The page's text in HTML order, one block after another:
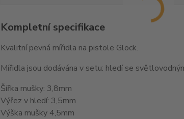
Kompletní specifikace
Kvalitní pevná mířidla na pistole Glock.
Mířidla jsou dodávána v setu: hledí se
Šířka mušky: 3,8mm
Výřez v hledí: 3,5mm
Výška mušky 4,5mm